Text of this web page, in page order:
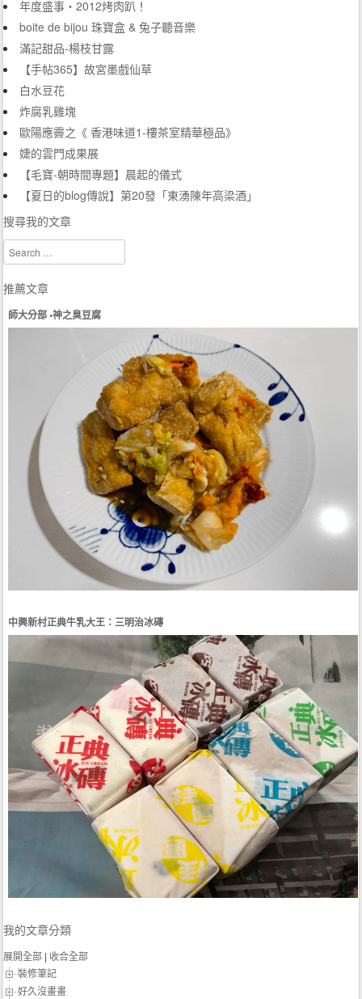
年度盛事‧2012烤肉趴！
boite de bijou 珠寶盒 & 兔子聽音樂
滿記甜品-楊枝甘露
【手帖365】故宮墨戲仙草
白水豆花
炸腐乳雞塊
歐陽應霽之《 香港味道1-樓茶室精華極品》
婕的雲門成果展
【毛寶-朝時間專題】晨起的儀式
【夏日的blog傳說】第20發「東湧陳年高梁酒」
搜尋我的文章
Search
推薦文章
師大分部 •神之臭豆腐
中興新村正典牛乳大王：三明治冰磚
我的文章分類
展開全部 | 收合全部
裝修筆記
好久沒畫畫